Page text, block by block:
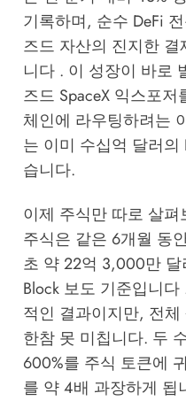
기록하며, 순수 DeFi
즈드 자산의 진지한
니다 . 이 성장이 바로
즈드 SpaceX 익스포
체인에 라우팅하려는
는 이미 수십억 달러의
습니다.
이제 주식만 따로 살
주식은 같은 6개월 동
초 약 22억 3,000만
Block보도 기준입니다
적인 결과이지만, 전
한참 못 미칩니다. 두
600%를 주식 토큰에
를 약 4배 과장하게 됩